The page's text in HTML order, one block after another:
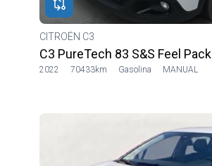
CITROËN C3
C3 PureTech 83 S&S Feel Pack
2022 70433km Gasolina MANUAL